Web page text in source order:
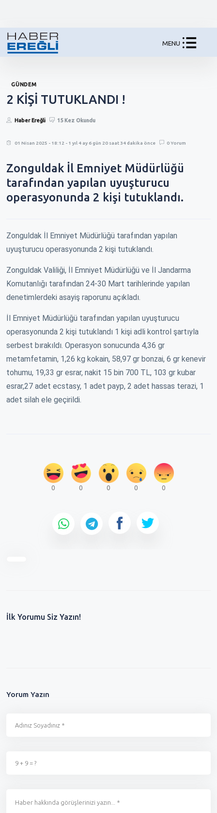
MENU
GÜNDEM
2 KİŞİ TUTUKLANDI !
Haber Ereğli 15 Kez Okundu
01 Nisan 2025 - 18:12 - 1 yıl 4 ay 6 gün 20 saat 34 dakika önce 0 Yorum
Zonguldak İl Emniyet Müdürlüğü
tarafından yapılan uyuşturucu
operasyonunda 2 kişi tutuklandı.
Zonguldak İl Emniyet Müdürlüğü tarafından yapılan
uyuşturucu operasyonunda 2 kişi tutuklandı.
Zonguldak Valiliği, İl Emniyet Müdürlüğü ve İl Jandarma
Komutanlığı tarafından 24-30 Mart tarihlerinde yapılan
denetimlerdeki asayiş raporunu açıkladı.
İl Emniyet Müdürlüğü tarafından yapılan uyuşturucu
operasyonunda 2 kişi tutuklandı 1 kişi adli kontrol şartıyla
serbest bırakıldı. Operasyon sonucunda 4,36 gr
metamfetamin, 1,26 kg kokain, 58,97 gr bonzai, 6 gr kenevir
tohumu, 19,33 gr esrar, nakit 15 bin 700 TL, 103 gr kubar
esrar,27 adet ecstasy, 1 adet payp, 2 adet hassas terazi, 1
adet silah ele geçirildi.
0 0 0 0 0
İlk Yorumu Siz Yazın!
Yorum Yazın